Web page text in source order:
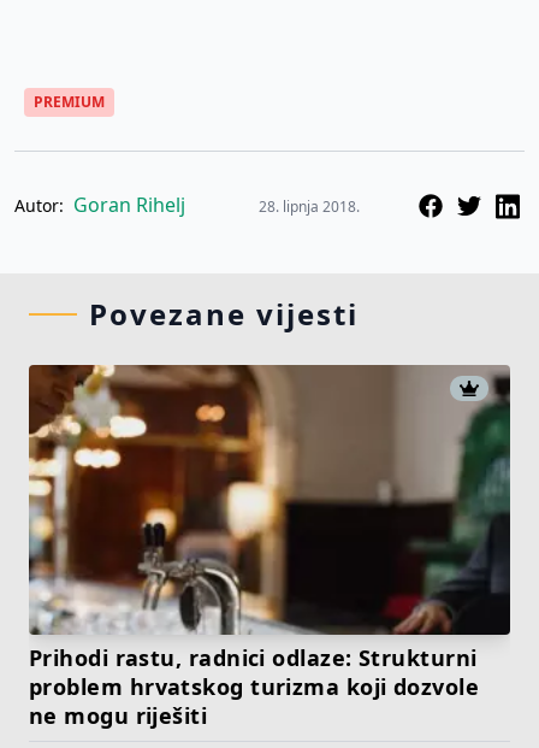
PREMIUM
Autor: Goran Rihelj 28. lipnja 2018.
Povezane vijesti
Prihodi rastu, radnici odlaze: Strukturni
problem hrvatskog turizma koji dozvole
ne mogu riješiti